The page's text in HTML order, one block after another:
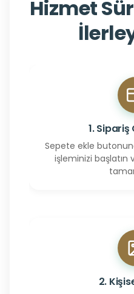
Hizmet
1.
Sepete ekle
işleminizi başlatın
2.